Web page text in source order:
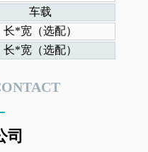
车载
长*宽（选配）
长*宽（选配）
司